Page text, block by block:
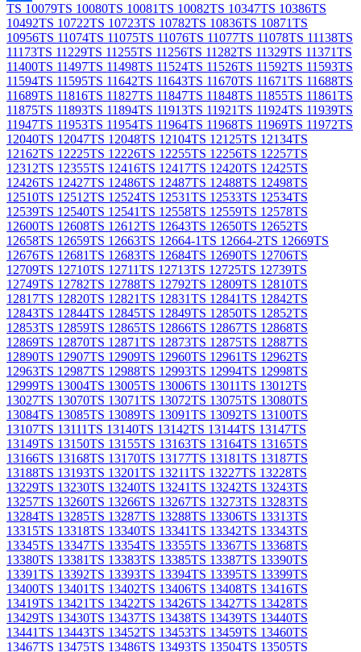
Share
TS 10079TS 10080TS 10081TS 10082TS 10347TS 10386TS
10492TS 10722TS 10723TS 10782TS 10836TS 10871TS
10956TS 11074TS 11075TS 11076TS 11077TS 11078TS 11138TS
11173TS 11229TS 11255TS 11256TS 11282TS 11329TS 11371TS
11400TS 11497TS 11498TS 11524TS 11526TS 11592TS 11593TS
11594TS 11595TS 11642TS 11643TS 11670TS 11671TS 11688TS
11689TS 11816TS 11827TS 11847TS 11848TS 11855TS 11861TS
11875TS 11893TS 11894TS 11913TS 11921TS 11924TS 11939TS
11947TS 11953TS 11954TS 11964TS 11968TS 11969TS 11972TS
12040TS 12047TS 12048TS 12104TS 12125TS 12134TS
12162TS 12225TS 12226TS 12255TS 12256TS 12257TS
12312TS 12355TS 12416TS 12417TS 12420TS 12425TS
12426TS 12427TS 12486TS 12487TS 12488TS 12498TS
12510TS 12512TS 12524TS 12531TS 12533TS 12534TS
12539TS 12540TS 12541TS 12558TS 12559TS 12578TS
12600TS 12608TS 12612TS 12643TS 12650TS 12652TS
12658TS 12659TS 12663TS 12664-1TS 12664-2TS 12669TS
12676TS 12681TS 12683TS 12684TS 12690TS 12706TS
12709TS 12710TS 12711TS 12713TS 12725TS 12739TS
12749TS 12782TS 12788TS 12792TS 12809TS 12810TS
12817TS 12820TS 12821TS 12831TS 12841TS 12842TS
12843TS 12844TS 12845TS 12849TS 12850TS 12852TS
12853TS 12859TS 12865TS 12866TS 12867TS 12868TS
12869TS 12870TS 12871TS 12873TS 12875TS 12887TS
12890TS 12907TS 12909TS 12960TS 12961TS 12962TS
12963TS 12987TS 12988TS 12993TS 12994TS 12998TS
12999TS 13004TS 13005TS 13006TS 13011TS 13012TS
13027TS 13070TS 13071TS 13072TS 13075TS 13080TS
13084TS 13085TS 13089TS 13091TS 13092TS 13100TS
13107TS 13111TS 13140TS 13142TS 13144TS 13147TS
13149TS 13150TS 13155TS 13163TS 13164TS 13165TS
13166TS 13168TS 13170TS 13177TS 13181TS 13187TS
13188TS 13193TS 13201TS 13211TS 13227TS 13228TS
13229TS 13230TS 13240TS 13241TS 13242TS 13243TS
13257TS 13260TS 13266TS 13267TS 13273TS 13283TS
13284TS 13285TS 13287TS 13288TS 13306TS 13313TS
13315TS 13318TS 13340TS 13341TS 13342TS 13343TS
13345TS 13347TS 13354TS 13355TS 13367TS 13368TS
13380TS 13381TS 13383TS 13385TS 13387TS 13390TS
13391TS 13392TS 13393TS 13394TS 13395TS 13399TS
13400TS 13401TS 13402TS 13406TS 13408TS 13416TS
13419TS 13421TS 13422TS 13426TS 13427TS 13428TS
13429TS 13430TS 13437TS 13438TS 13439TS 13440TS
13441TS 13443TS 13452TS 13453TS 13459TS 13460TS
13467TS 13475TS 13486TS 13493TS 13504TS 13505TS